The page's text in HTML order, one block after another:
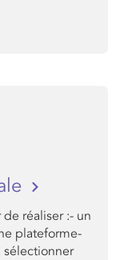
réaliser :- un
plateforme-
sélectionner